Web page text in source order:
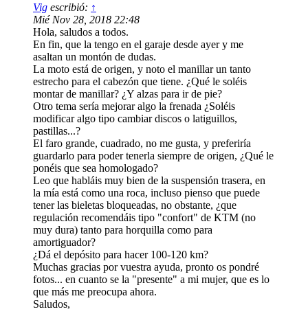
Vig escribió: ↑
Mié Nov 28, 2018 22:48
Hola, saludos a todos.
En fin, que la tengo en el garaje desde ayer y me
asaltan un montón de dudas.
La moto está de origen, y noto el manillar un tanto
estrecho para el cabezón que tiene. ¿Qué le soléis
montar de manillar? ¿Y alzas para ir de pie?
Otro tema sería mejorar algo la frenada ¿Soléis
modificar algo tipo cambiar discos o latiguillos,
pastillas...?
El faro grande, cuadrado, no me gusta, y preferiría
guardarlo para poder tenerla siempre de origen, ¿Qué le
ponéis que sea homologado?
Leo que habláis muy bien de la suspensión trasera, en
la mía está como una roca, incluso pienso que puede
tener las bieletas bloqueadas, no obstante, ¿que
regulación recomendáis tipo "confort" de KTM (no
muy dura) tanto para horquilla como para
amortiguador?
¿Dá el depósito para hacer 100-120 km?
Muchas gracias por vuestra ayuda, pronto os pondré
fotos... en cuanto se la "presente" a mi mujer, que es lo
que más me preocupa ahora.
Saludos,